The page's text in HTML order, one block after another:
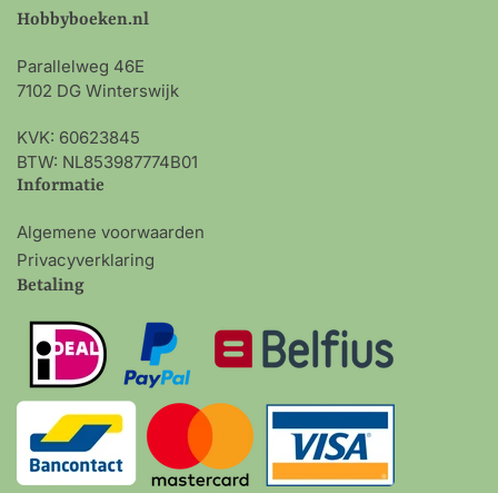
Hobbyboeken.nl
Parallelweg 46E
7102 DG Winterswijk
KVK: 60623845
BTW: NL853987774B01
Informatie
Algemene voorwaarden
Privacyverklaring
Betaling